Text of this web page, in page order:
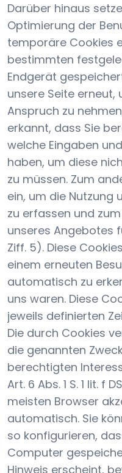
Darüber hinaus
Optimierung der
temporäre Cookies
bestimmten
Endgerät
unsere Seite erneut,
Anspruch zu
erkannt, dass Sie
welche Eingaben
haben, um diese
zu müssen. Zum
ein, um die Nutzung
zu erfassen und
unseres Angebotes
Ziff. 5). Diese
einem erneuten
automatisch zu
uns waren. Diese
jeweils definierten
Die durch Cookies
die genannten
berechtigten
Art. 6 Abs. 1 S. 1 lit. f
meisten Browser
automatisch. Sie
so konfigurieren,
Computer
Hinweis erscheint,